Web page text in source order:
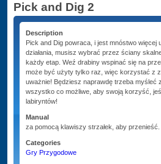
Pick and Dig 2
Description
Pick and Dig powraca, i jest mnóstwo więcej
działania, musisz wybrać przez ściany
każdy etap. Weź drabiny wspinać się na
może być użyty tylko raz, więc korzystać z
uważnie! Będziesz naprawdę trzeba myśleć
wszystko co możliwe, aby swoją korzyść,
labiryntów!
Manual
za pomocą klawiszy strzałek, aby przenieść.
Categories
Gry Przygodowe